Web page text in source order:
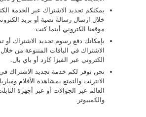
يمكنكم تجديد الاشتراك عبر الخدمة
خلال ارسال رسالة نصية أو بريد
موقعنا الكتروني أينما كنت.
بإمكانك دفع رسوم تجديد الاشتراك أو
الاشتراك في الباقات المتنوعة من خلال
الكتروني عبر الفيزا كارد أو باي بال.
نحن نوفر لكم خدمة تجديد الاشتراك
الانترنت والتمتع بمشاهدة الأفلام
العالم عبر الجوالات أو عبر أجهزة
والكمبيوتر.